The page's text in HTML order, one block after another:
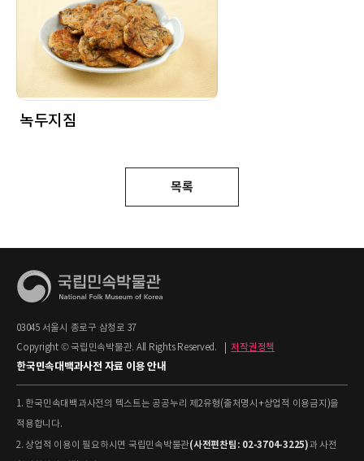
녹두지짐
목록
03045 서울시 종로구 삼청로 37
Copyright © 국립민속박물관. All Rights Reserved.
저작권정책
한국민속대백과사전 자료 이용 안내
1. 한국민속대백과사전의 텍스트는 공공누리 제2유형(출처명시+상업적 이용금지)을
적용합니다.
2. 상업적 이용이 필요하시면 국립민속박물관(사전편찬팀: 02-3704-3225)과 사전